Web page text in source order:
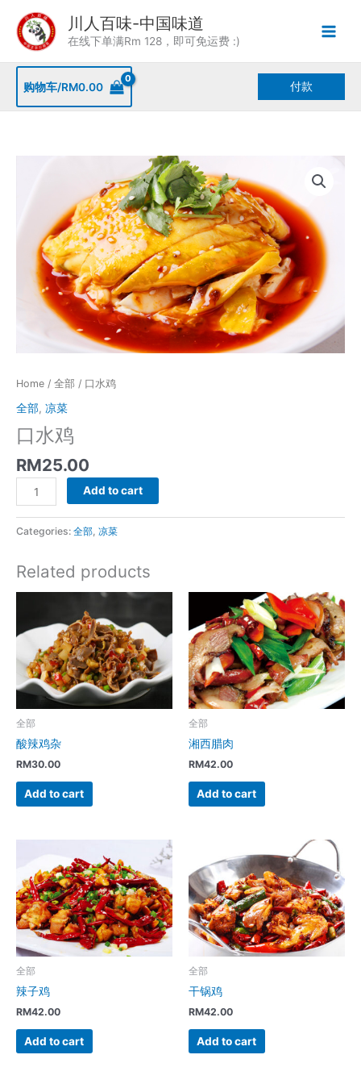
content
川人百味-中国味道
在线下单满Rm 128，即可免运费 :)
购物车/RM0.00 付款
Home / 全部 / 口水鸡
全部, 凉菜
口水鸡
RM25.00
水
鸡
quantity
Add to cart
Categories: 全部, 凉菜
Related products
全部
酸辣鸡杂
RM30.00
Add to cart
全部
湘西腊肉
RM42.00
Add to cart
全部
辣子鸡
RM42.00
Add to cart
全部
干锅鸡
RM42.00
Add to cart